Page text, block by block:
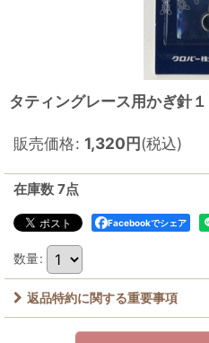
タティングレース用かぎ針
販売価格: 1,320円(税込)
在庫数 7点
Facebookでシェア
数量:
返品特約に関する重要事項